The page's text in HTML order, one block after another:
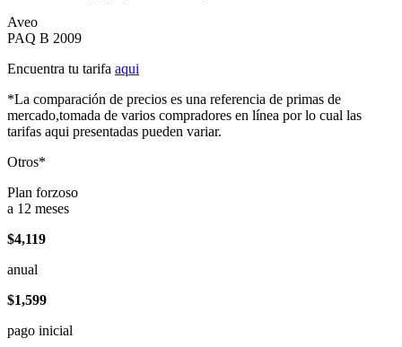
Aveo
PAQ B 2009
Encuentra tu tarifa aqui
*La comparación de precios es una referencia de primas de
mercado,tomada de varios compradores en línea por lo cual las
tarifas aqui presentadas pueden variar.
Otros*
Plan forzoso
a 12 meses
$4,119
anual
$1,599
pago inicial